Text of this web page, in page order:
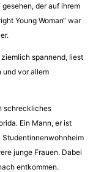
der auf ihrem
Young Woman“ war
spannend, liest
und vor allem
schreckliches
Ein Mann, er ist
Studentinnenwohnheim
junge Frauen. Dabei
entkommen.